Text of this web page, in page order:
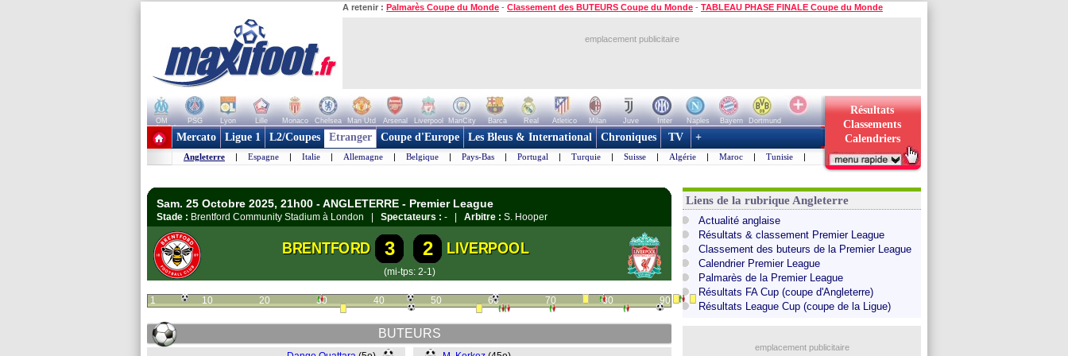
A retenir : Palmarès Coupe du Monde - Classement des BUTEURS Coupe du Monde - TABLEAU PHASE FINALE Coupe du Monde
emplacement publicitaire
OM PSG Lyon Lille Monaco Chelsea Man Utd Arsenal Liverpool ManCity Barca Real Atletico Milan Juve Inter Naples Bayern
Dortmund
+ de clubs
Résultats
Classements
Calendriers
Mercato Ligue 1 L2/Coupes Etranger Coupe d'Europe Les Bleus & International Chroniques TV +
Angleterre | Espagne | Italie | Allemagne | Belgique | Pays-Bas | Portugal | Turquie | Suisse | Algérie | Maroc | Tunisie |
Sam. 25 Octobre 2025, 21h00 - ANGLETERRE - Premier League
Stade : Brentford Community Stadium à London | Spectateurs : - | Arbitre : S. Hooper
BRENTFORD 3 2 LIVERPOOL
(mi-tps: 2-1)
1 10 20 30 40 50 60 70 80 90
BUTEURS
Liens de la rubrique Angleterre
Actualité anglaise
Résultats & classement Premier League
Classement des buteurs de la Premier League
Calendrier Premier League
Palmarès de la Premier League
Résultats FA Cup (coupe d'Angleterre)
Résultats League Cup (coupe de la Ligue)
emplacement publicitaire